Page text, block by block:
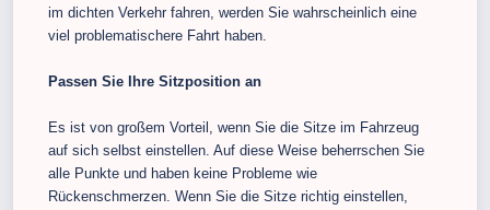
im dichten Verkehr fahren, werden Sie wahrscheinlich eine
viel problematischere Fahrt haben.
Passen Sie Ihre Sitzposition an
Es ist von großem Vorteil, wenn Sie die Sitze im Fahrzeug
auf sich selbst einstellen. Auf diese Weise beherrschen Sie
alle Punkte und haben keine Probleme wie
Rückenschmerzen. Wenn Sie die Sitze richtig einstellen,